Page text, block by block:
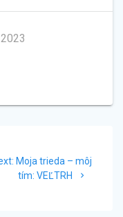
Next
post:
Moja trieda – môj
tím: VEĽTRH